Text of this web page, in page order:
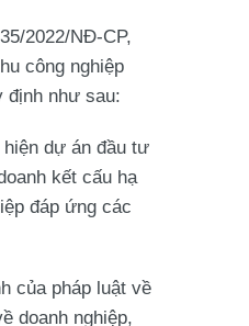
2022/NĐ-CP,
công nghiệp
định như sau:
dự án đầu tư
kết cấu hạ
đáp ứng các
của pháp luật về
doanh nghiệp,